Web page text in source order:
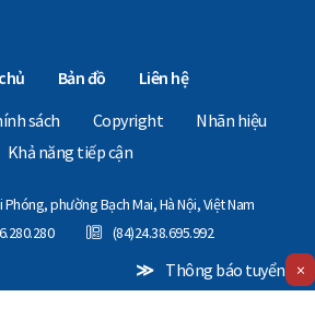
Bản đồ
Liên hệ
sách Copyright
Nhãn hiệu
Khả năng tiếp cận
phường Bạch Mai, Hà Nội, Việt Nam
(84)24.38.695.992
Economics University. All Rights Reserved
Thông báo tuyển sinh Chương trình ×